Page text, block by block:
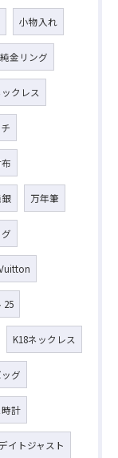
小物入れ
純金リング
クレス
万年筆
25
K18ネックレス
グ
計
デイトジャスト